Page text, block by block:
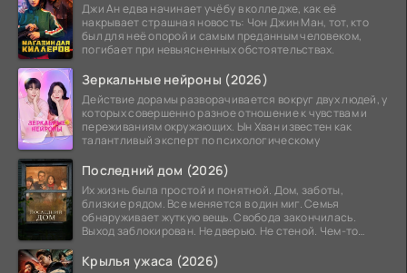
Джи Ан едва начинает учёбу в колледже, как её
накрывает страшная новость: Чон Джин Ман, тот, кто
был для неё опорой и самым преданным человеком,
погибает при невыясненных обстоятельствах.
Зеркальные нейроны (2026)
Действие дорамы разворачивается вокруг двух людей, у
которых совершенно разное отношение к чувствам и
переживаниям окружающих. Ын Хван известен как
талантливый эксперт по психологическому
Последний дом (2026)
Их жизнь была простой и понятной. Дом, заботы,
близкие рядом. Все меняется в один миг. Семья
обнаруживает жуткую вещь. Свобода закончилась.
Выход заблокирован. Не дверью. Не стеной. Чем-то
Крылья ужаса (2026)